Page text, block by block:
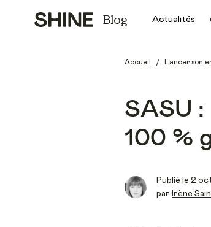
Blog Actualités
Accueil / Lancer son
SASU :
100 %
Publié le 2
par Irène